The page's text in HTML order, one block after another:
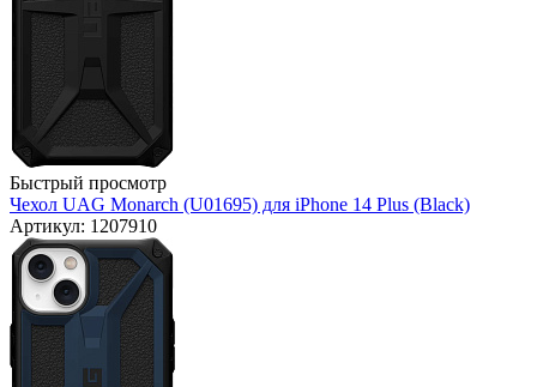
Быстрый просмотр
Чехол UAG Monarch (U01695) для iPhone 14 Plus (Black)
Артикул: 1207910